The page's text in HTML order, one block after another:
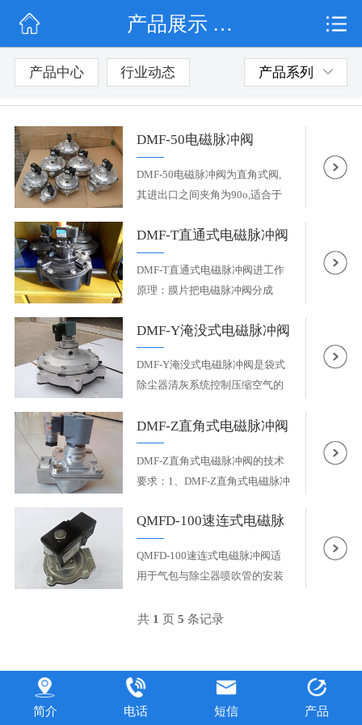
公司简介
行业动态
产品展示
产品展示 / 电磁脉冲阀
产品中心 行业动态 产品系列
DMF-50电磁脉冲阀
DMF-50电磁脉冲阀为直角式阀,
其进出口之间夹角为90o,适合于
DMF-T直通式电磁脉冲阀
DMF-T直通式电磁脉冲阀进工作
原理：膜片把电磁脉冲阀分成
DMF-Y淹没式电磁脉冲阀
DMF-Y淹没式电磁脉冲阀是袋式
除尘器清灰系统控制压缩空气的
DMF-Z直角式电磁脉冲阀
DMF-Z直角式电磁脉冲阀的技术
要求：1、DMF-Z直角式电磁脉冲
QMFD-100速连式电磁脉
冲阀
QMFD-100速连式电磁脉冲阀适
用于气包与除尘器喷吹管的安装
共 1 页5 条记录
简介 电话 短信 产品